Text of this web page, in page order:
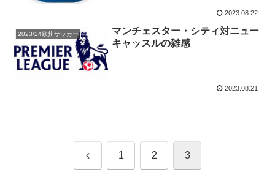
2023.08.22
2023/24欧州サッカー
マンチェスター・シティ対ニュー
キャッスルの雑感
2023.08.21
前 1 2 3